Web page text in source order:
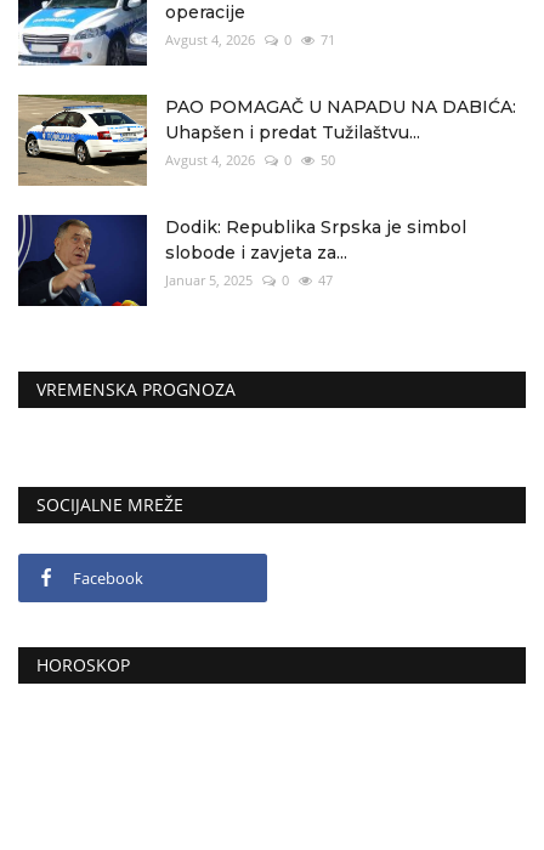
operacije
Avgust 4, 2026 0 71
PAO POMAGAČ U NAPADU NA DABIĆA:
Uhapšen i predat Tužilaštvu...
Avgust 4, 2026 0 50
Dodik: Republika Srpska je simbol
slobode i zavjeta za...
Januar 5, 2025 0 47
VREMENSKA PROGNOZA
SOCIJALNE MREŽE
Facebook
HOROSKOP